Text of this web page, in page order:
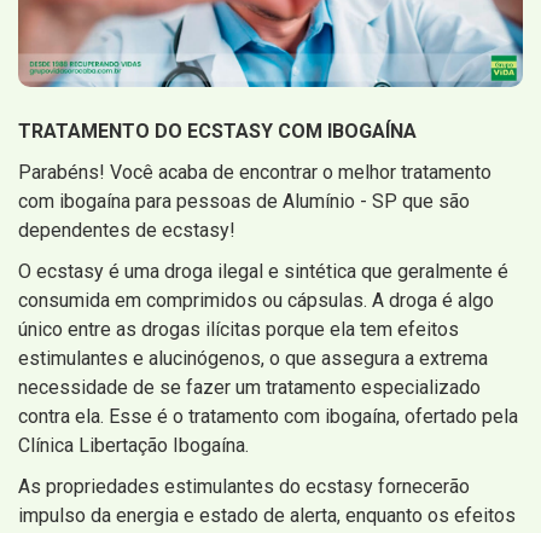
TRATAMENTO DO ECSTASY COM IBOGAÍNA
Parabéns! Você acaba de encontrar o melhor tratamento
com ibogaína para pessoas de Alumínio - SP que são
dependentes de ecstasy!
O ecstasy é uma droga ilegal e sintética que geralmente é
consumida em comprimidos ou cápsulas. A droga é algo
único entre as drogas ilícitas porque ela tem efeitos
estimulantes e alucinógenos, o que assegura a extrema
necessidade de se fazer um tratamento especializado
contra ela. Esse é o tratamento com ibogaína, ofertado pela
Clínica Libertação Ibogaína.
As propriedades estimulantes do ecstasy fornecerão
impulso da energia e estado de alerta, enquanto os efeitos